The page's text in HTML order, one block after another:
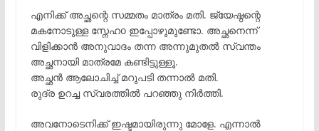
എനിക്ക് അച്ഛന്റെ സമ്മതം മാത്രം മതി. ജ്യേഷ്ഠന്റെ
മകനോടുള്ള സ്നേഹo ഇപ്പോഴുമുണ്ടോ. അച്ഛനെന്ന്
വിളിക്കാൻ അനുവാദം തന്ന അന്നുമുതൽ സ്വന്തം
അച്ഛനായി മാത്രമേ കണ്ടിട്ടുള്ളൂ.
അച്ഛൻ ആലോചിച്ച് മറുപടി തന്നാൽ മതി.
രുദ്ര ഉറച്ച സ്വരത്തിൽ പറഞ്ഞു നിർത്തി.
അവനോടെനിക്ക് ഇഷ്ടമായിരുന്നു മോളേ. എന്നാൽ